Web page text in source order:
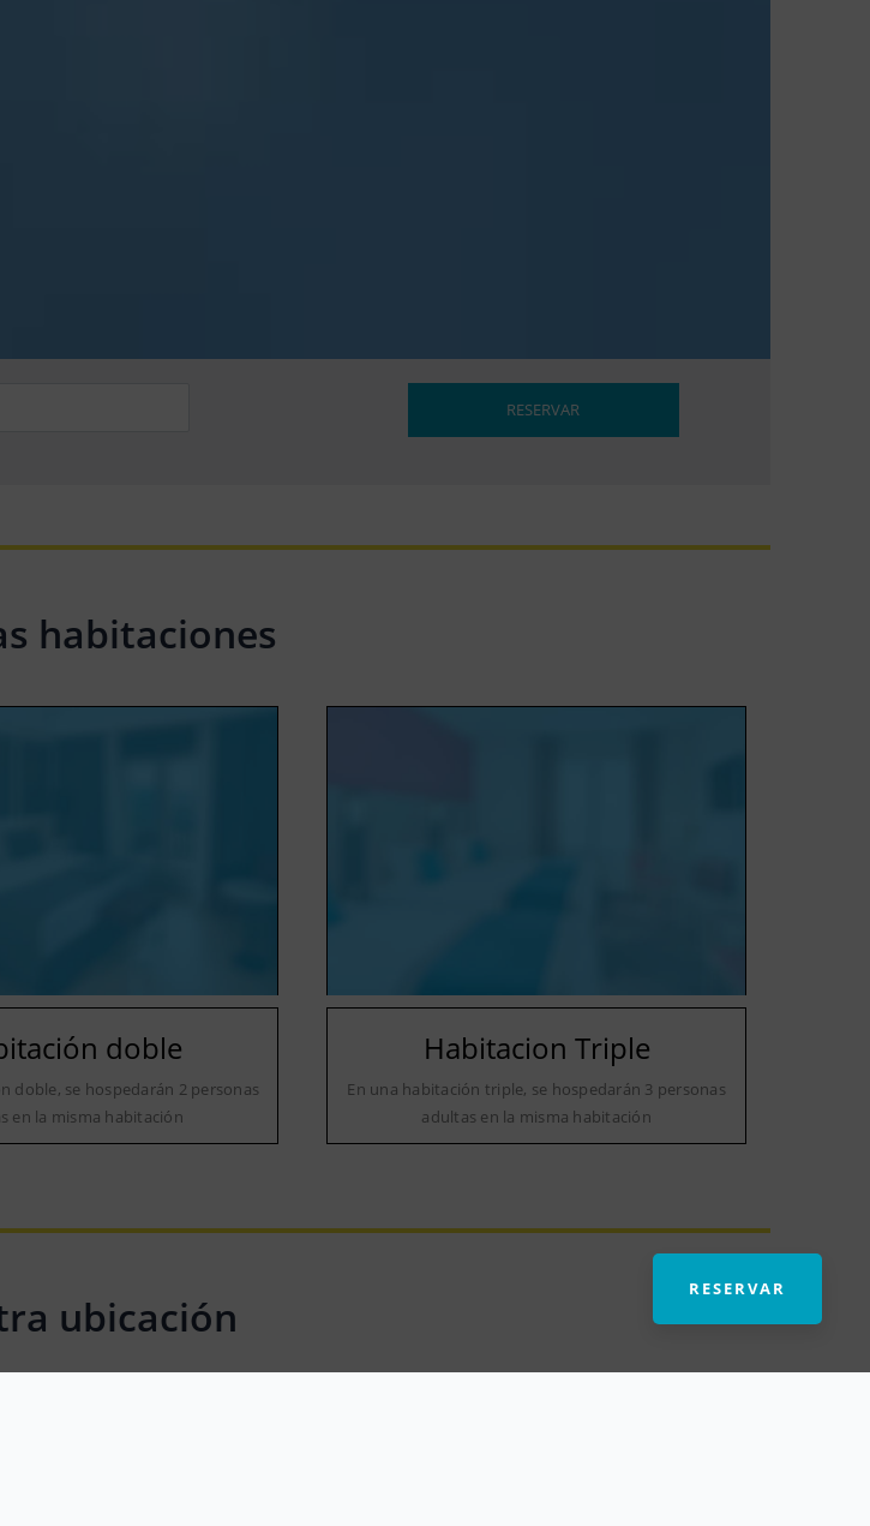
RESERVAR
habitaciones
doble
doble, se hospedarán 2 personas
en la misma habitación
Habitacion Triple
En una habitación triple, se hospedarán 3 personas
adultas en la misma habitación
ubicación
37193 Cabrerizos, Salamanca, Spain
RESERVAR